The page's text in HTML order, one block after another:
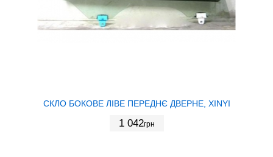
СКЛО БОКОВЕ ЛІВЕ ПЕРЕДНЄ ДВЕРНЕ, XINYI
1 042грн